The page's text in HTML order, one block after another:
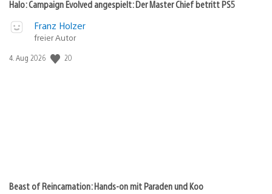
Halo: Campaign Evolved angespielt: Der Master Chief betritt PS5
Franz Holzer
freier Autor
Veröffentlichungsdatum:
4. Aug 2026 20
Beast of Reincarnation: Hands-on mit Paraden und Koo